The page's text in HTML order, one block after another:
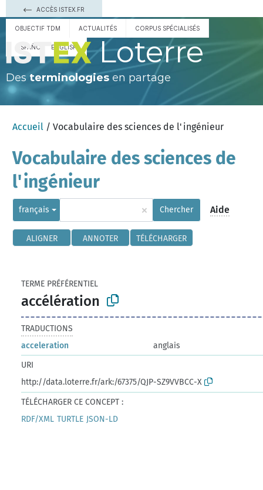
ACCÈS ISTEX.FR
OBJECTIF TDM ACTUALITÉS CORPUS SPÉCIALISÉS
ESPAÑOL ENGLISH Loterre
Des terminologies en partage
Accueil / Vocabulaire des sciences de l'ingénieur
Vocabulaire des sciences de
l'ingénieur
français × Chercher Aide
ALIGNER ANNOTER TÉLÉCHARGER
TERME PRÉFÉRENTIEL
accélération
TRADUCTIONS
acceleration
anglais
URI
http://data.loterre.fr/ark:/67375/QJP-SZ9VVBCC-X
TÉLÉCHARGER CE CONCEPT :
RDF/XML TURTLE JSON-LD